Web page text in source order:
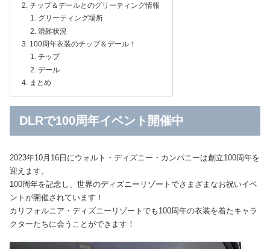
チップ＆デールとのグリーティング情報
グリーティング場所
混雑状況
100周年衣装のチップ＆デール！
チップ
デール
まとめ
DLRで100周年イベント開催中
2023年10月16日にウォルト・ディズニー・カンパニーは創立100周年を
迎えます。
100周年を記念し、世界のディズニーリゾートでさまざまなお祝いイベ
ントが開催されています！
カリフォルニア・ディズニーリゾートでも100周年の衣装を着たキャラ
クターたちに会うことができます！